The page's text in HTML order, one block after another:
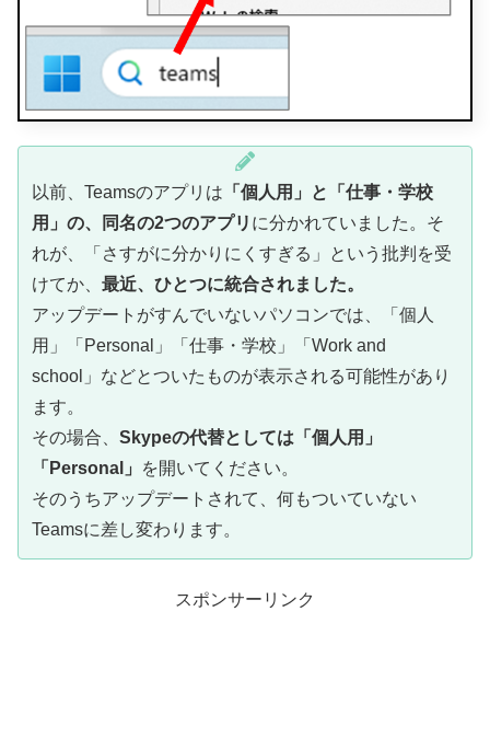
以前、Teamsのアプリは 「個人用」と「仕事・学校
用」の、同名の2つのアプリ に分かれていました。そ
れが、「さすがに分かりにくすぎる」という批判を受
けてか、 最近、ひとつに統合されました。
アップデートがすんでいないパソコンでは、「個人
用」「Personal」「仕事・学校」「Work and
school」などとついたものが表示される可能性があり
ます。
その場合、 Skypeの代替としては「個人用」
「Personal」
を開いてください。
そのうちアップデートされて、何もついていない
Teamsに差し変わります。
スポンサーリンク